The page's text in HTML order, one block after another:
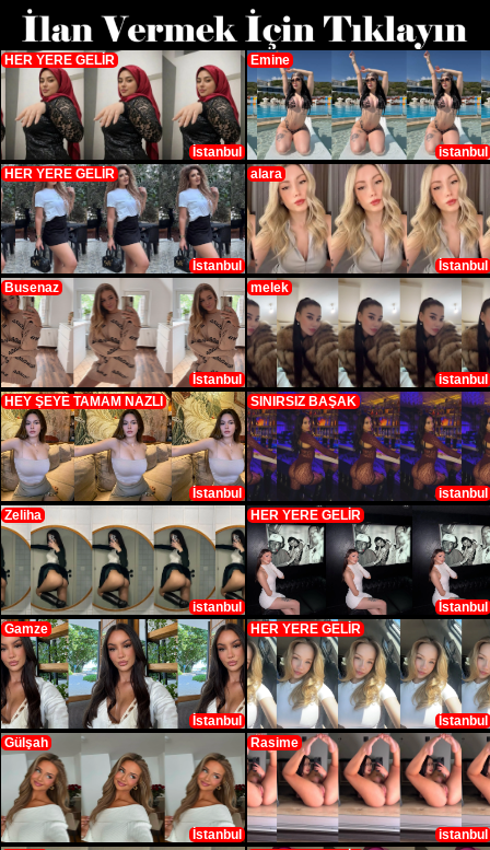
HER YERE GELİR
İstanbul
Emine
istanbul
HER YERE GELİR
İstanbul
alara
İstanbul
Busenaz
İstanbul
melek
istanbul
HEY ŞEYE TAMAM NAZLI
İstanbul
SINIRSIZ BAŞAK
istanbul
Zeliha
istanbul
HER YERE GELİR
İstanbul
Gamze
İstanbul
HER YERE GELİR
İstanbul
Gülşah
İstanbul
Rasime
istanbul